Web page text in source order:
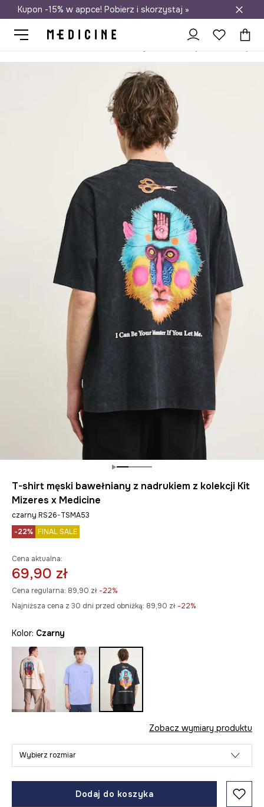
Darmowa dostawa do salonów
Kupon -15% w appce! Pobierz i skorzystaj »
T-shirt męski bawełniany z nadrukiem z kolekcji Kit
Mizeres x Medicine
czarny RS26-TSMA53
-22% FINAL SALE
Cena aktualna:
69,90 zł
Cena regularna: 89,90 zł -22%
Najniższa cena z 30 dni przed obniżką: 89,90 zł -22%
Kolor: czarny
Zobacz wymiary produktu
Wybierz rozmiar
Dodaj do koszyka